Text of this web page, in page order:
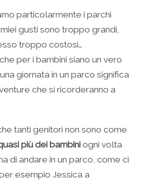
particolarmente i parchi
gusti sono troppo grandi,
troppo costosi…
per i bambini siano un vero
giornata in un parco significa
che si ricorderanno a
tanti genitori non sono come
più dei bambini ogni volta
di andare in un parco, come ci
esempio Jessica a